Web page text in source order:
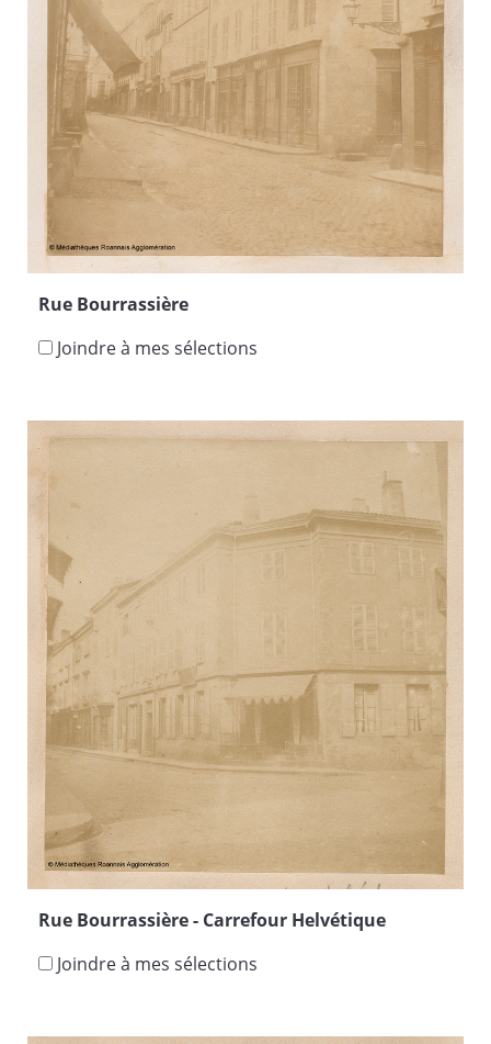
Rue Bourrassière
Joindre à mes sélections
Rue Bourrassière - Carrefour Helvétique
Joindre à mes sélections